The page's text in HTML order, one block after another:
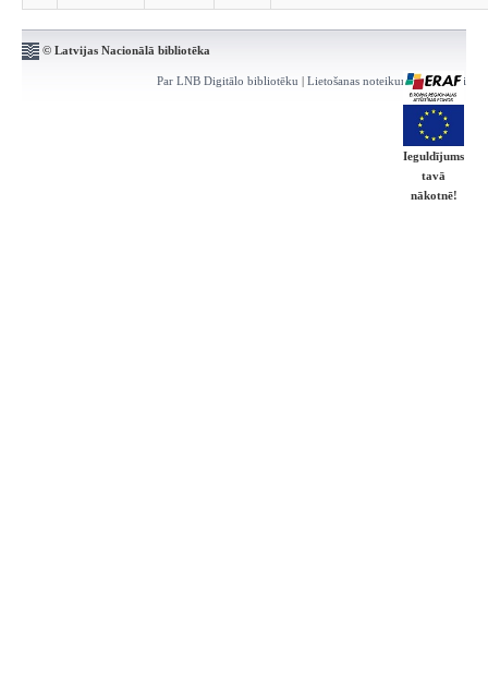
© Latvijas Nacionālā bibliotēka
Par LNB Digitālo bibliotēku | Lietošanas noteikumi | Kontakti
Ieguldījums
tavā
nākotnē!